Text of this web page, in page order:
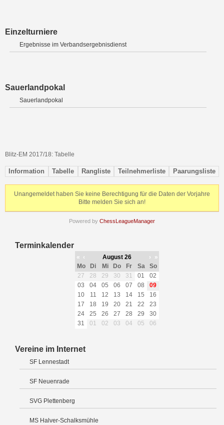
Einzelturniere
Ergebnisse im Verbandsergebnisdienst
Sauerlandpokal
Sauerlandpokal
Blitz-EM 2017/18: Tabelle
Information Tabelle Rangliste Teilnehmerliste Paarungsliste
Unangemeldet haben Sie keine Berechtigung für die Daten der Vorjahre
Bitte melden Sie sich an!
Powered by ChessLeagueManager
Terminkalender
« ‹ August 26 ›
»
Mo
Di Mi Do Fr Sa
So
27
28 29 30 31 01
02
03
04 05 06 07 08
09
10
11 12 13 14 15
16
17
18 19 20 21 22
23
24
25 26 27 28 29
30
31
01 02 03 04 05 06
Vereine im Internet
SF Lennestadt
SF Neuenrade
SVG Plettenberg
MS Halver-Schalksmühle